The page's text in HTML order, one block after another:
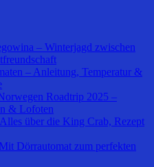
– Winterjagd zwischen
– Anleitung, Temperatur &
Roadtrip 2025 –
& Lofoten
über die King Crab, Rezept
Dörrautomat zum perfekten